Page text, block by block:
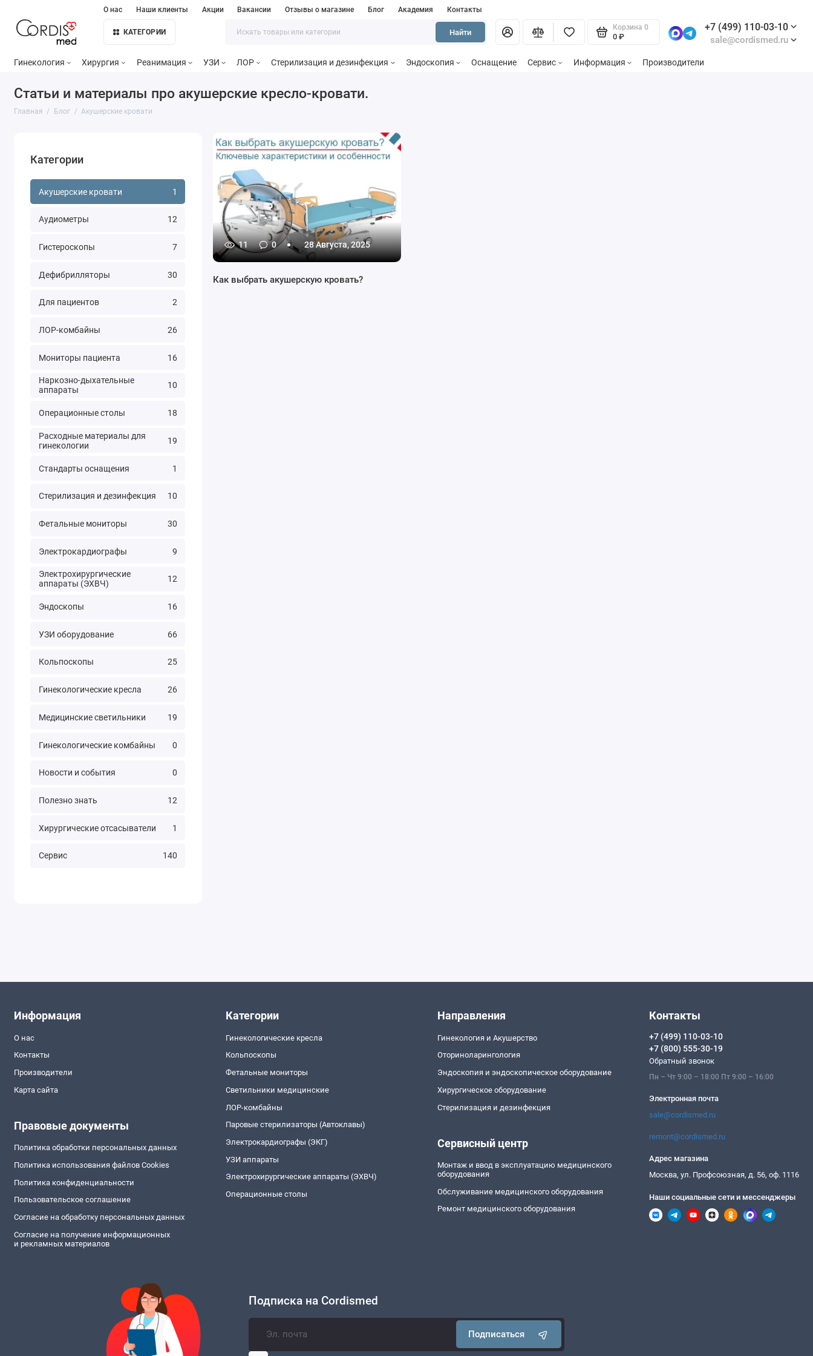
О нас Наши клиенты Акции Вакансии Отзывы о магазине Блог Академия Контакты
КАТЕГОРИИ Найти
Корзина 0
0 ₽
+7 (499) 110-03-10
sale@cordismed.ru
Гинекология Хирургия Реанимация УЗИ ЛОР Стерилизация и дезинфекция Эндоскопия Оснащение Сервис Информация Производители
Статьи и материалы про акушерские кресло-кровати.
Главная Блог Акушерские кровати
Категории
Акушерские кровати 1
Аудиометры 12
Гистероскопы 7
Дефибрилляторы 30
Для пациентов 2
ЛОР-комбайны 26
Мониторы пациента 16
Наркозно-дыхательные
аппараты
10
Операционные столы 18
Расходные материалы для
гинекологии
19
Стандарты оснащения 1
Стерилизация и дезинфекция 10
Фетальные мониторы 30
Электрокардиографы 9
Электрохирургические
аппараты (ЭХВЧ)
12
Эндоскопы 16
УЗИ оборудование 66
Кольпоскопы 25
Гинекологические кресла 26
Медицинские светильники 19
Гинекологические комбайны 0
Новости и события 0
Полезно знать 12
Хирургические отсасыватели 1
Сервис 140
11 0 28 Августа, 2025
Как выбрать акушерскую кровать?
Информация
О нас
Контакты
Производители
Карта сайта
Правовые документы
Политика обработки персональных данных
Политика использования файлов Cookies
Политика конфиденциальности
Пользовательское соглашение
Согласие на обработку персональных данных
Согласие на получение информационных
и рекламных материалов
Категории
Гинекологические кресла
Кольпоскопы
Фетальные мониторы
Светильники медицинские
ЛОР-комбайны
Паровые стерилизаторы (Автоклавы)
Электрокардиографы (ЭКГ)
УЗИ аппараты
Электрохирургические аппараты (ЭХВЧ)
Операционные столы
Направления
Гинекология и Акушерство
Оториноларингология
Эндоскопия и эндоскопическое оборудование
Хирургическое оборудование
Стерилизация и дезинфекция
Сервисный центр
Монтаж и ввод в эксплуатацию медицинского
оборудования
Обслуживание медицинского оборудования
Ремонт медицинского оборудования
Контакты
+7 (499) 110-03-10
+7 (800) 555-30-19
Обратный звонок
Пн – Чт 9:00 – 18:00 Пт 9:00 – 16:00
Электронная почта
sale@cordismed.ru
remont@cordismed.ru
Адрес магазина
Москва, ул. Профсоюзная, д. 56, оф. 1116
Наши социальные сети и мессенджеры
Подписка на Cordismed
Подписаться